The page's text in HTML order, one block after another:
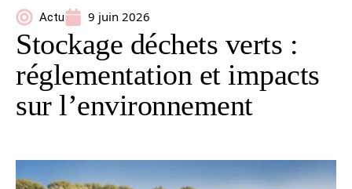
Actu 9 juin 2026
Stockage déchets verts :
réglementation et impacts
sur l’environnement